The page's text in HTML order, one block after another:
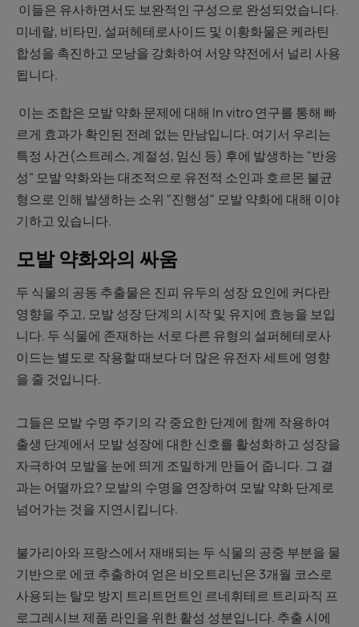
이들은 유사하면서도 보완적인 구성으로 완성되었습니다.
미네랄, 비타민, 설퍼헤테로사이드 및 이황화물은 케라틴
합성을 촉진하고 모낭을 강화하여 서양 약전에서 널리 사용
됩니다.
이는 조합은 모발 약화 문제에 대해 In vitro 연구를 통해 빠
르게 효과가 확인된 전례 없는 만남입니다. 여기서 우리는
특정 사건(스트레스, 계절성, 임신 등) 후에 발생하는 "반응
성" 모발 약화와는 대조적으로 유전적 소인과 호르몬 불균
형으로 인해 발생하는 소위 "진행성" 모발 약화에 대해 이야
기하고 있습니다.
모발 약화와의 싸움
두 식물의 공동 추출물은 진피 유두의 성장 요인에 커다란
영향을 주고, 모발 성장 단계의 시작 및 유지에 효능을 보입
니다. 두 식물에 존재하는 서로 다른 유형의 설퍼헤테로사
이드는 별도로 작용할 때보다 더 많은 유전자 세트에 영향
을 줄 것입니다.
그들은 모발 수명 주기의 각 중요한 단계에 함께 작용하여
출생 단계에서 모발 성장에 대한 신호를 활성화하고 성장을
자극하여 모발을 눈에 띄게 조밀하게 만들어 줍니다. 그 결
과는 어떨까요? 모발의 수명을 연장하여 모발 약화 단계로
넘어가는 것을 지연시킵니다.
불가리아와 프랑스에서 재배되는 두 식물의 공중 부분을 물
기반으로 에코 추출하여 얻은 비오트리닌은 3개월 코스로
사용되는 탈모 방지 트리트먼트인 르네휘테르 트리파직 프
로그레시브 제품 라인을 위한 활성 성분입니다. 추출 시에